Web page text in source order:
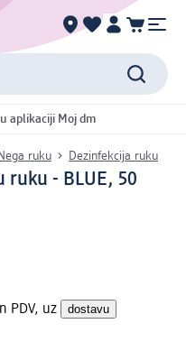
aplikaciji Moj dm
Nega ruku Dezinfekcija ruku
ruku - BLUE, 50
PDV, uz dostavu